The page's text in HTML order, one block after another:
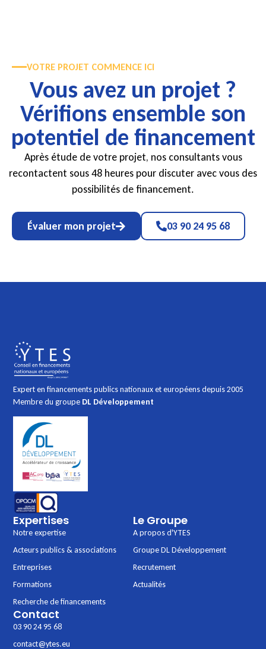
VOTRE PROJET COMMENCE ICI
Vous avez un projet ?
Vérifions ensemble son
potentiel de financement
Après étude de votre projet, nos consultants vous
recontactent sous 48 heures pour discuter avec vous des
possibilités de financement.
Évaluer mon projet 03 90 24 95 68
Expert en financements publics nationaux et européens depuis 2005
Membre du groupe DL Développement
Expertises
Notre expertise
Acteurs publics & associations
Entreprises
Formations
Recherche de financements
Le Groupe
A propos d'YTES
Groupe DL Développement
Recrutement
Actualités
Contact
03 90 24 95 68
contact@ytes.eu